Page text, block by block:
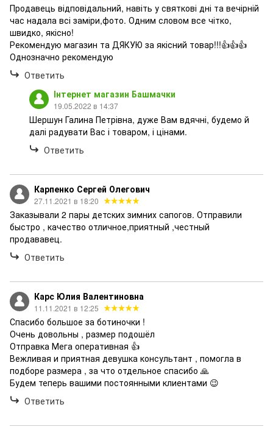
Продавець відповідальний, навіть у святкові дні та вечірній
час надала всі заміри,фото. Одним словом все чітко,
швидко, якісно!
Рекомендую магазин та ДЯКУЮ за якісний товар!!!👍👍👍
Однозначно рекомендую
Ответить
Інтернет магазин Башмачки
19.05.2022 в 14:37
Шершун Галина Петрівна, дуже Вам вдячні, будемо й
далі радувати Вас і товаром, і цінами.
Ответить
Карпенко Сергей Олегович
27.11.2021 в 18:20
Заказывали 2 пары детских зимних сапогов. Отправили
быстро , качество отличное,приятный ,честный
продававец.
Ответить
Карс Юлия Валентиновна
11.11.2021 в 12:25
Спасибо большое за ботиночки !
Очень довольны , размер подошёл
Отправка Мега оперативная 👍
Вежливая и приятная девушка консультант , помогла в
подборе размера , за что отдельное спасибо 🙏
Будем теперь вашими постоянными клиентами 😉
Ответить